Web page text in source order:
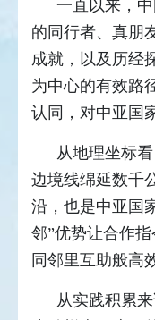
一直以来，
的同行者、真朋
成就，以及历经
为中心的有效路
认同，对中亚国
从地理坐标
边境线绵延数千
沿，也是中亚国
邻”优势让合作
同邻里互助般高
从实践积累